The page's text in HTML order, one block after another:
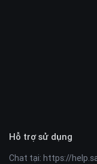
Hỗ trợ sử dụng
Chat tại: https://